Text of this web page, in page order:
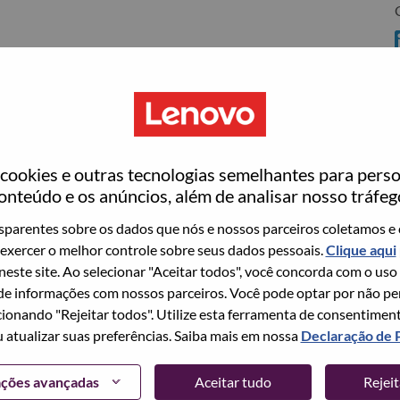
e outras tecnologias semelhantes para
e os anúncios, além de analisar nosso
sobre os dados que nós e nossos parceiros coletamos
o melhor controle sobre seus dados pessoais.Clique aqui
site. Ao selecionar "Aceitar todos", você concorda com o uso
informações com nossos parceiros. Você pode optar por não
"Rejeitar todos". Utilize esta ferramenta de
atualizar suas preferências. Saiba mais em nossa Declaração de
avançadas Aceitar tudo
what we do. We WOW our customers.
powerhouse, ranked #153 in the Fortune Global
in 180 markets. Focused on a bold vision to deliver
its success as the world’s largest PC company with a full-
optimized devices (PCs, workstations, smartphones,
performance computing and software defined
Lenovo’s continued investment in world-changing